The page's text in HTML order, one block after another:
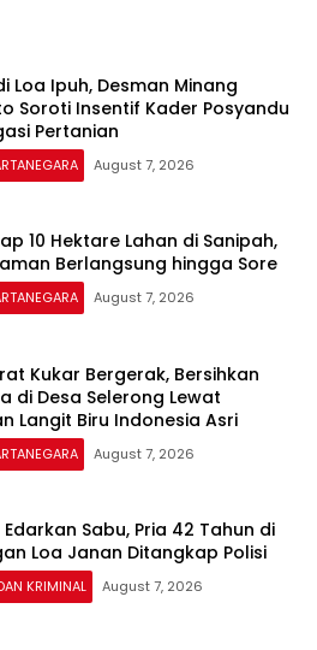
Loa Ipuh, Desman Minang
Soroti Insentif Kader Posyandu
Pertanian
August 7, 2026
10 Hektare Lahan di Sanipah,
Berlangsung hingga Sore
August 7, 2026
Kukar Bergerak, Bersihkan
di Desa Selerong Lewat
Langit Biru Indonesia Asri
August 7, 2026
Sabu, Pria 42 Tahun di
Loa Janan Ditangkap Polisi
KRIMINAL August 7, 2026